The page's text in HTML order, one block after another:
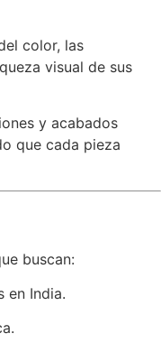
color, las
visual de sus
y acabados
que cada pieza
buscan:
en India.